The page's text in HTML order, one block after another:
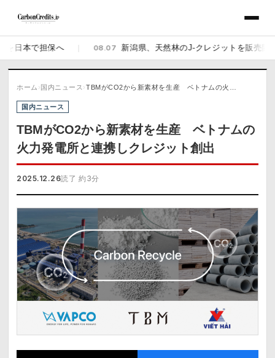
で担保へ | 新潟県、天然林のJ-クレジットを販売開始 佐
ホーム › 国内ニュース ›TBMがCO2から新素材を生産 ベトナムの火…
国内ニュース
TBMがCO2から新素材を生産 ベトナムの
火力発電所と連携しクレジット創出
2025.12.26読了 約3分